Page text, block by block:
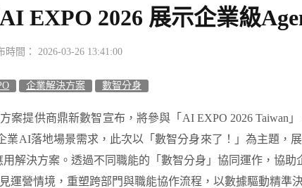
EXPO 2026 展示企業級
間： 2026-03-26 13:41:00
企業解決方案 數智分身
案提供商鼎新數智宣布，將參與「 AI EXPO 2026 Taiwan
業AI落地場景需求，此次以「數智分身來了！」為主題，
用解決方案。透過不同職能的「數智分身」協同運作，協
運營情境，重塑跨部門與職能協作流程，以數據驅動精準